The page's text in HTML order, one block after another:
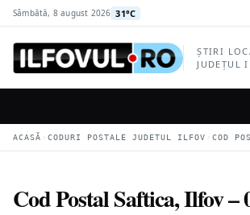
conținutul
Sâmbătă, 8 august 2026 31°C
ȘTIRI
JUDEȚUL
ACASĂ › CODURI POSTALE JUDETUL ILFOV › COD
Cod Postal Saftica, Ilfov –